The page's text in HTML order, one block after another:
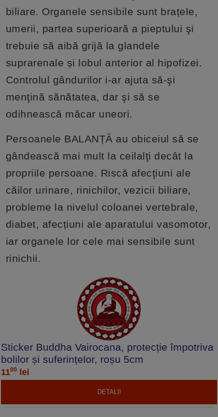
biliare. Organele sensibile sunt brațele,
umerii, partea superioară a pieptului şi
trebuie să aibă grijă la glandele
suprarenale și lobul anterior al hipofizei.
Controlul gândurilor i-ar ajuta să-şi
menţină sănătatea, dar şi să se
odihnească măcar uneori.
Persoanele BALANȚĂ au obiceiul să se
gândească mai mult la ceilalţi decât la
propriile persoane. Riscă afecţiuni ale
căilor urinare, rinichilor, vezicii biliare,
probleme la nivelul coloanei vertebrale,
diabet, afecțiuni ale aparatului vasomotor,
iar organele lor cele mai sensibile sunt
rinichii.
Sticker Buddha Vairocana, protecție împotriva
bolilor și suferințelor, roșu 5cm
1100 lei
DETALII